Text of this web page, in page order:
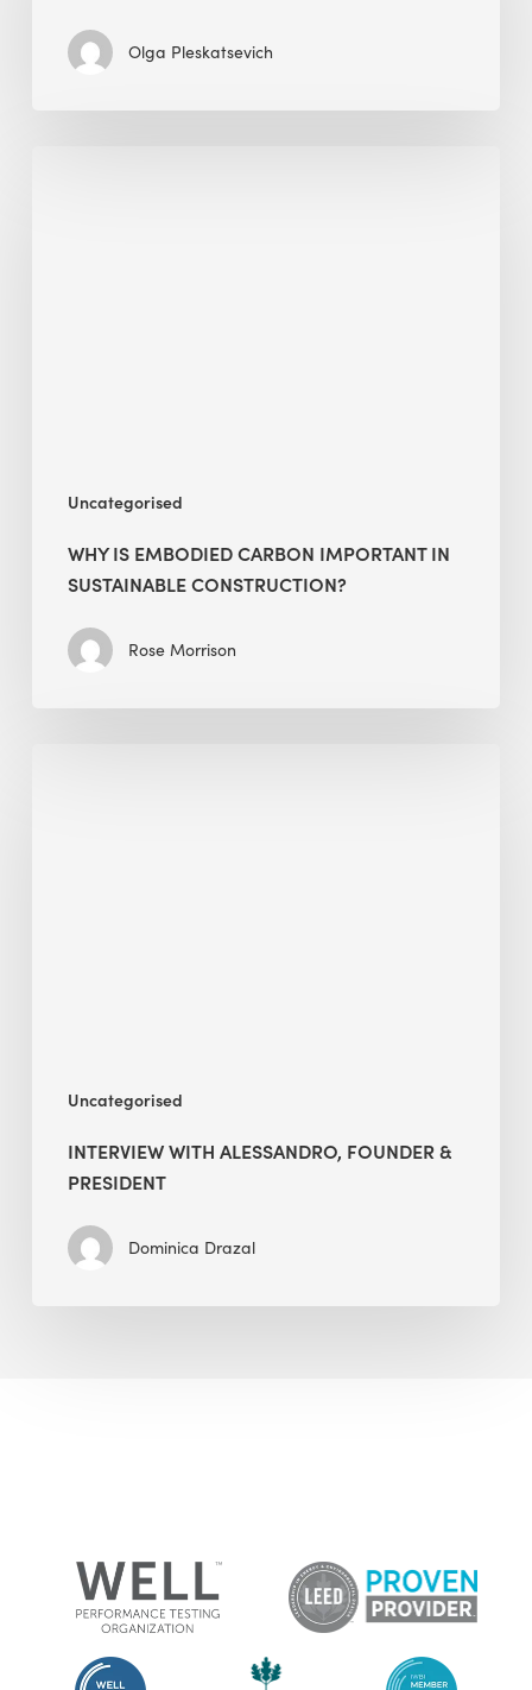
Olga Pleskatsevich
Uncategorised
WHY IS EMBODIED CARBON IMPORTANT IN
SUSTAINABLE CONSTRUCTION?
Rose Morrison
Uncategorised
INTERVIEW WITH ALESSANDRO, FOUNDER &
PRESIDENT
Dominica Drazal